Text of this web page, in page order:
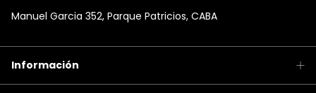
Manuel Garcia 352, Parque Patricios, CABA
Información